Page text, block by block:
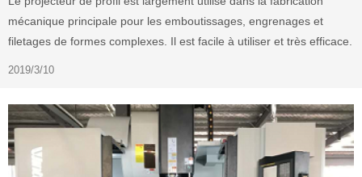
mécanique principale pour les emboutissages, engrenages et
filetages de formes complexes. Il est facile à utiliser et très efficace.
2019/3/10